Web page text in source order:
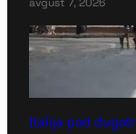
Italija pod